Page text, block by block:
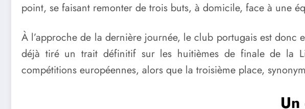
point, se faisant remonter de trois buts, à domicile, face à une
À l’approche de la dernière journée, le club portugais est donc
déjà tiré un trait définitif sur les huitièmes de finale de la
compétitions européennes, alors que la troisième place,